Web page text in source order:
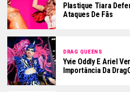
Plastique Tiara
Ataques De Fãs
DRAG QUEENS
Yvie Oddly E Ariel
Importância Da